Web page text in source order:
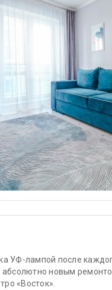
УФ-лампой после
абсолютно новым
«Восток».